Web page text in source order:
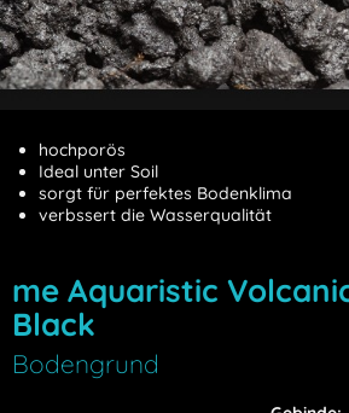
hochporös
Ideal unter Soil
sorgt für perfektes Bodenklima
verbssert die Wasserqualität
me Aquaristic
Black
Bodengrund